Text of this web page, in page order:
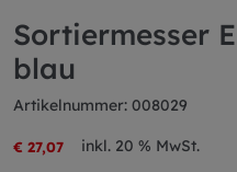
Sortiermesser
blau
Artikelnummer: 008029
€ 27,07 inkl. 20 % MwSt.